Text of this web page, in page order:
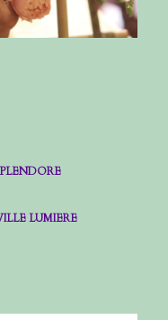
LUMIERE